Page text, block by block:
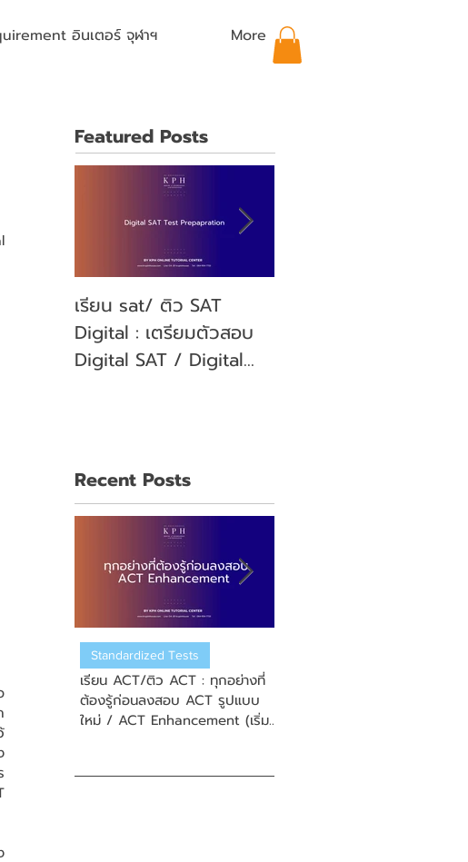
อินเตอร์ จุฬาฯ More
Featured Posts
เรียน sat/ ติว SAT
Digital : เตรียมตัวสอบ
Digital SAT / Digital
Recent Posts
เรียน ACT/ติว ACT : ทุกอย่างที่
ต้องรู้ก่อนลงสอบ ACT รูปแบบ
ใหม่ / ACT Enhancement (เริ่ม
Standardized Tests